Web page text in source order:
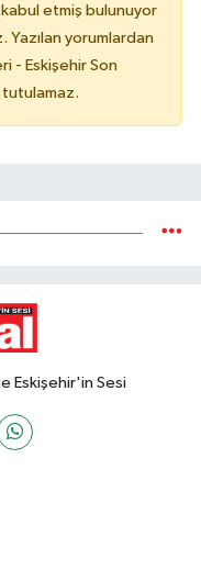
kabul etmiş bulunuyor
yorumlardan
- Eskişehir Son
tutulamaz.
Eskişehir'in Sesi